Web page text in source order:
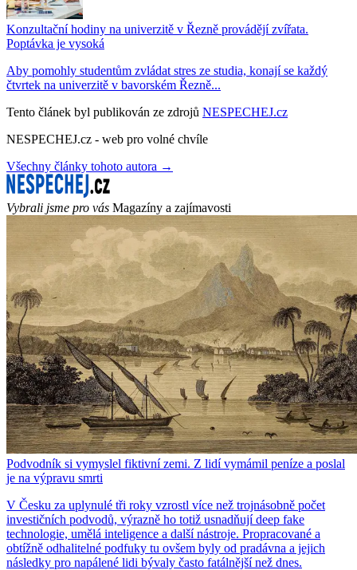
Konzultační hodiny na univerzitě v Řezně provádějí zvířata.
Poptávka je vysoká
Aby pomohly studentům zvládat stres ze studia, konají se každý
čtvrtek na univerzitě v bavorském Řezně...
Tento článek byl publikován ze zdrojů NESPECHEJ.cz
NESPECHEJ.cz - web pro volné chvíle
Všechny články tohoto autora →
Vybrali jsme pro vás Magazíny a zajímavosti
Podvodník si vymyslel fiktivní zemi. Z lidí vymámil peníze a poslal
je na výpravu smrti
V Česku za uplynulé tři roky vzrostl více než trojnásobně počet
investičních podvodů, výrazně ho totiž usnadňují deep fake
technologie, umělá inteligence a další nástroje. Propracované a
obtížně odhalitelné podfuky tu ovšem byly od pradávna a jejich
následky pro napálené lidi bývaly často fatálnější než dnes.